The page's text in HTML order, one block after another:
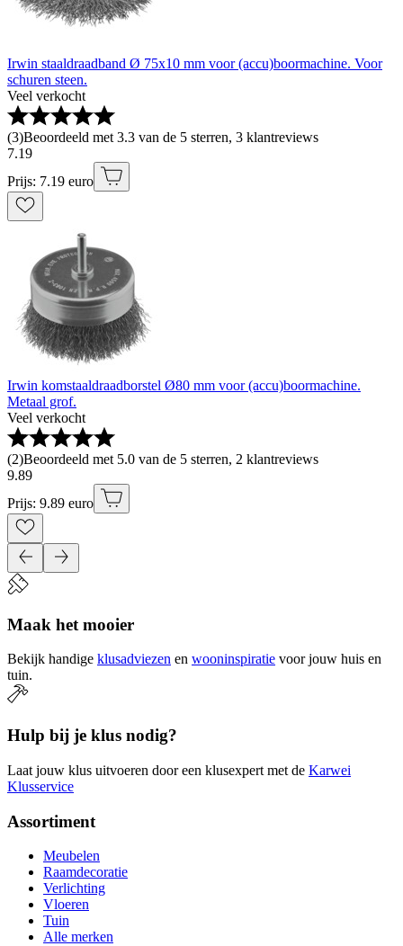
Irwin staaldraadband Ø 75x10 mm voor (accu)boormachine. Voor
schuren steen.
Veel verkocht
(3)Beoordeeld met 3.3 van de 5 sterren, 3 klantreviews
7.19
Prijs: 7.19 euro
Irwin komstaaldraadborstel Ø80 mm voor (accu)boormachine.
Metaal grof.
Veel verkocht
(2)Beoordeeld met 5.0 van de 5 sterren, 2 klantreviews
9.89
Prijs: 9.89 euro
Maak het mooier
Bekijk handige klusadviezen en wooninspiratie voor jouw huis en
tuin.
Hulp bij je klus nodig?
Laat jouw klus uitvoeren door een klusexpert met de Karwei
Klusservice
Assortiment
Meubelen
Raamdecoratie
Verlichting
Vloeren
Tuin
Alle merken